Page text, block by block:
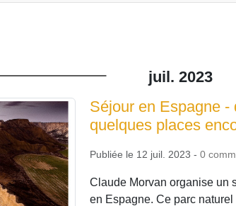
juil. 2023
Séjour en Espagne -
quelques places
Publiée le 12 juil. 2023 - 0
Claude Morvan organise un
en Espagne. Ce parc